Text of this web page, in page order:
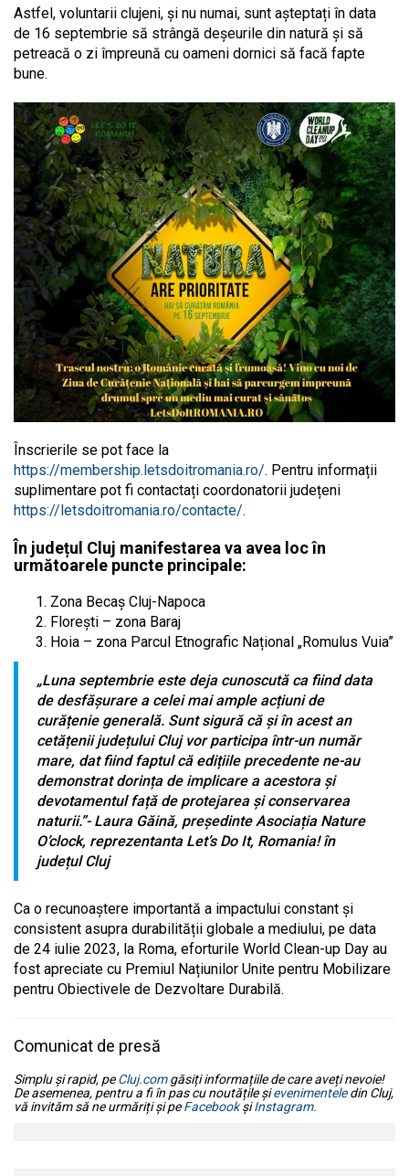
Astfel, voluntarii clujeni, și nu numai, sunt așteptați în data
de 16 septembrie să strângă deșeurile din natură și să
petreacă o zi împreună cu oameni dornici să facă fapte
bune.
Înscrierile se pot face la
https://membership.letsdoitromania.ro/. Pentru informații
suplimentare pot fi contactați coordonatorii județeni
https://letsdoitromania.ro/contacte/.
În județul Cluj manifestarea va avea loc în
următoarele puncte principale:
Zona Becaș Cluj-Napoca
Florești – zona Baraj
Hoia – zona Parcul Etnografic Național „Romulus Vuia”
„Luna septembrie este deja cunoscută ca fiind data
de desfășurare a celei mai ample acțiuni de
curățenie generală. Sunt sigură că și în acest an
cetățenii județului Cluj vor participa într-un număr
mare, dat fiind faptul că edițiile precedente ne-au
demonstrat dorința de implicare a acestora și
devotamentul față de protejarea și conservarea
naturii.”- Laura Găină, președinte Asociația Nature
O’clock, reprezentanta Let’s Do It, Romania! în
județul Cluj
Ca o recunoaștere importantă a impactului constant și
consistent asupra durabilității globale a mediului, pe data
de 24 iulie 2023, la Roma, eforturile World Clean-up Day au
fost apreciate cu Premiul Națiunilor Unite pentru Mobilizare
pentru Obiectivele de Dezvoltare Durabilă.
Comunicat de presă
Simplu și rapid, peCluj.comgăsiți informațiile de care aveți nevoie!
De asemenea, pentru a fi în pas cu noutățile șievenimenteledin Cluj,
vă invităm să ne urmăriți și peFacebookșiInstagram.